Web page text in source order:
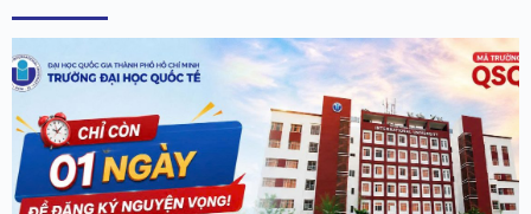
CHỈ CÒN 01 NGÀY ĐỂ ĐĂNG KÝ NGUYỆN VỌNG!
3 weeks ago Tin tức